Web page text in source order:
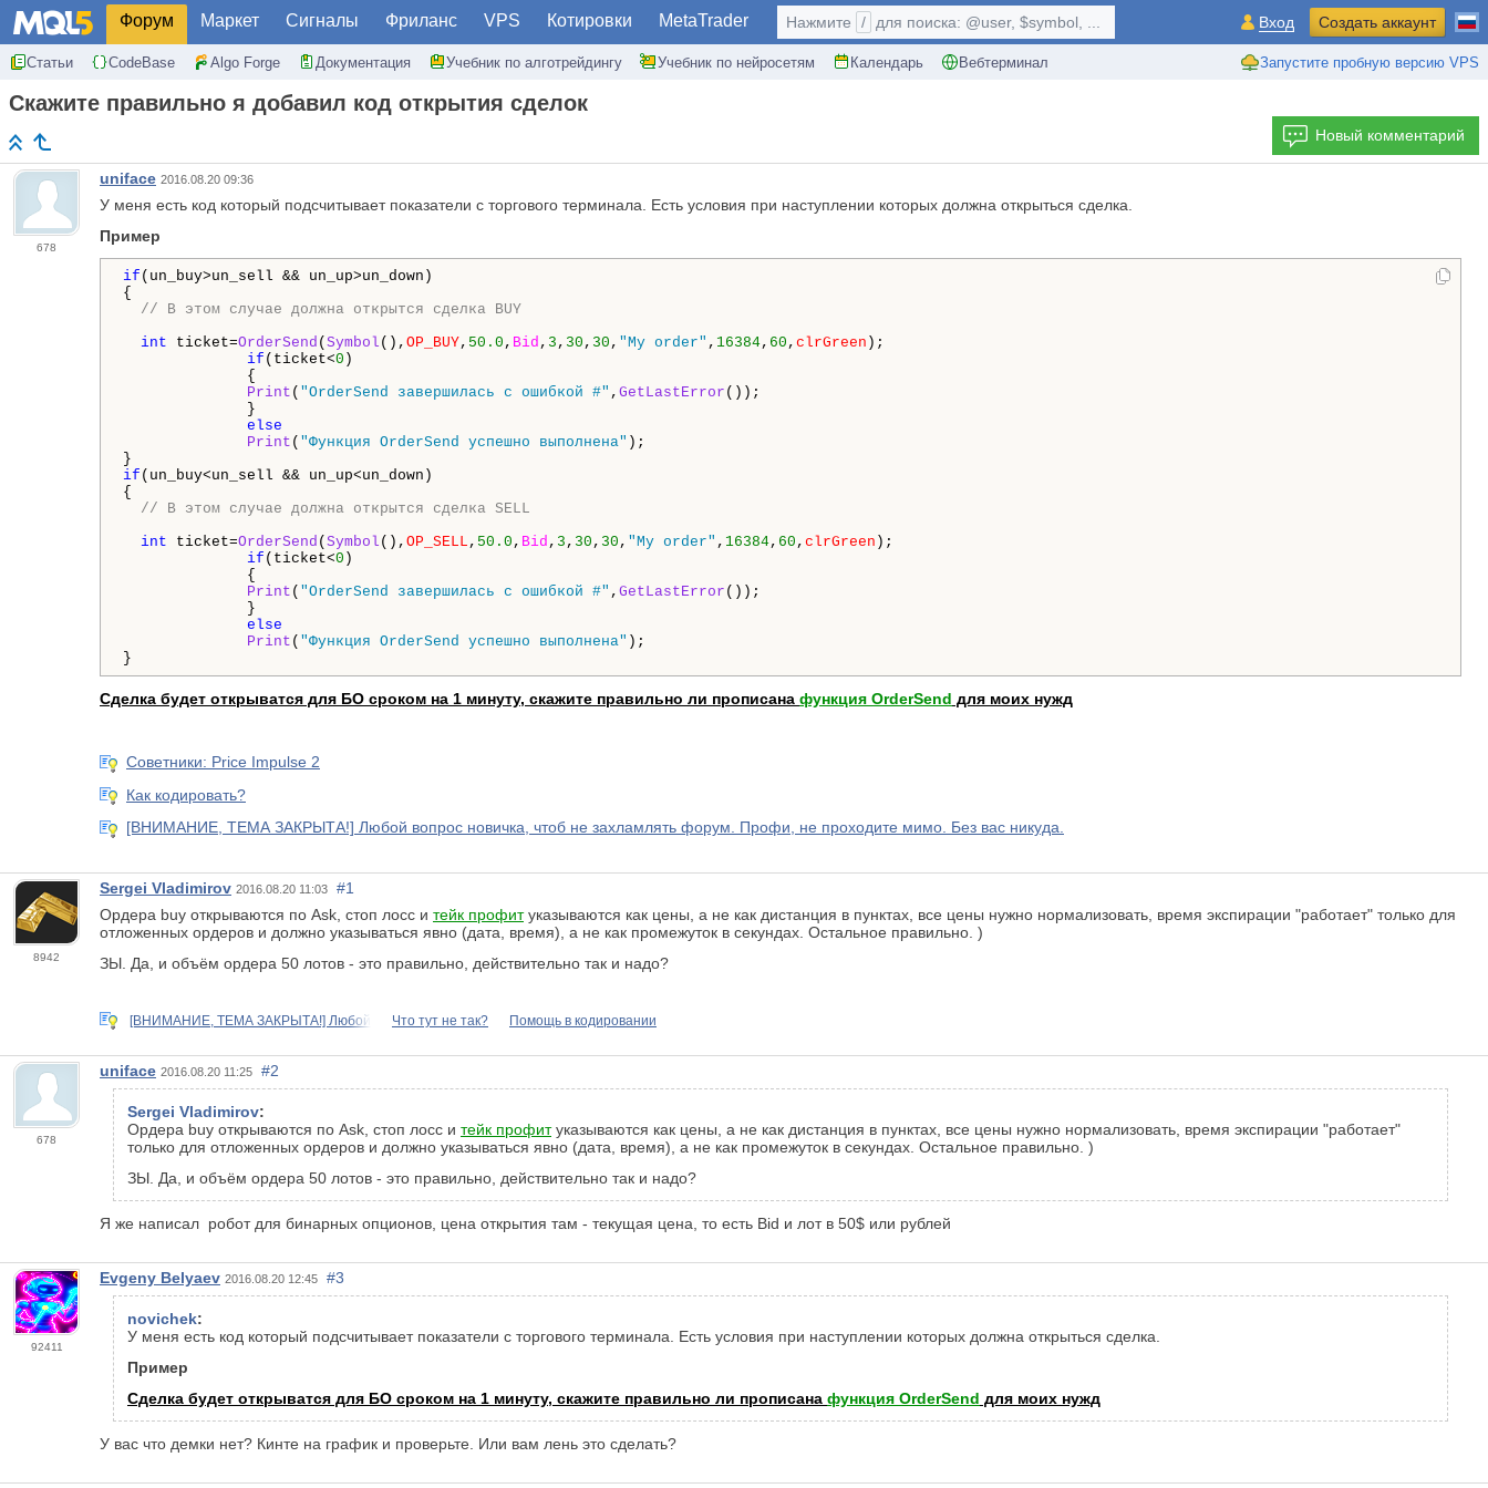
Форум Маркет Сигналы Фриланс VPS Котировки MetaTrader
Статьи CodeBase Algo Forge Документация Учебник по алготрейдингу Учебник по нейросетям Календарь Вебтерминал Запустите пробную версию VPS
Нажмите / для поиска: @user, $symbol, ... Вход Создать аккаунт
Скажите правильно я добавил код открытия сделок
Новый комментарий
678
uniface 2016.08.20 09:36
У меня есть код который подсчитывает показатели с торгового терминала. Есть условия при наступлении которых должна открыться сделка.
Пример
if (un_buy>un_sell && un_up>un_down)
{
// В этом случае должна открытся сделка BUY
int ticket=OrderSend ( Symbol (), OP_BUY, 50.0 , Bid , 3 , 30 , 30 , "My order" , 16384, 60 , clrGreen );
if (ticket<0 )
{
Print ( "OrderSend завершилась с ошибкой #" , GetLastError ());
}
else
Print ( "Функция OrderSend успешно выполнена" );
if (un_buy<un_sell && un_up<un_down)
{
// В этом случае должна открытся сделка SELL
int ticket=OrderSend ( Symbol (), OP_SELL , 50.0 , Bid , 3 , 30 , 30 , "My order" , 16384, 60 , clrGreen );
if (ticket<0 )
{
Print ( "OrderSend завершилась с ошибкой #" , GetLastError ());
}
else
Print ( "Функция OrderSend успешно выполнена" );
Сделка будет открыватся для БО сроком на 1 минуту, скажите правильно ли прописана функция OrderSend для моих нужд
Советники: Price Impulse 2
Как кодировать?
[ВНИМАНИЕ, ТЕМА ЗАКРЫТА!] Любой вопрос новичка, чтоб не захламлять форум. Профи, не проходите мимо. Без вас никуда.
8942
Sergei Vladimirov 2016.08.20 11:03
#1
Ордера buy открываются по Ask, стоп лосс и тейк профитуказываются как цены, а не как дистанция в пунктах, все цены нужно нормализовать, время экспирации "работает" только для
отложенных ордеров и должно указываться явно (дата, время), а не как промежуток в секундах. Остальное правильно. )
ЗЫ. Да, и объём ордера 50 лотов - это правильно, действительно так и надо?
[ВНИМАНИЕ, ТЕМА ЗАКРЫТА!] Любой Что тут не так? Помощь в кодировании
678
uniface 2016.08.20 11:25 #2
Sergei Vladimirov:
Ордера buy открываются по Ask, стоп лосс и тейк профитуказываются как цены, а не как дистанция в пунктах, все цены нужно нормализовать, время экспирации "работает"
только для отложенных ордеров и должно указываться явно (дата, время), а не как промежуток в секундах. Остальное правильно. )
ЗЫ. Да, и объём ордера 50 лотов - это правильно, действительно так и надо?
Я же написал робот для бинарных опционов, цена открытия там - текущая цена, то есть Bid и лот в 50$ или рублей
92411
Evgeny Belyaev 2016.08.20 12:45 #3
novichek:
У меня есть код который подсчитывает показатели с торгового терминала. Есть условия при наступлении которых должна открыться сделка.
Пример
Сделка будет открыватся для БО сроком на 1 минуту, скажите правильно ли прописана функция OrderSend для моих нужд
У вас что демки нет? Кинте на график и проверьте. Или вам лень это сделать?